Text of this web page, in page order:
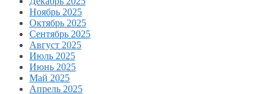
Ноябрь 2025
Октябрь 2025
Сентябрь 2025
Август 2025
Июль 2025
Июнь 2025
Май 2025
Апрель 2025